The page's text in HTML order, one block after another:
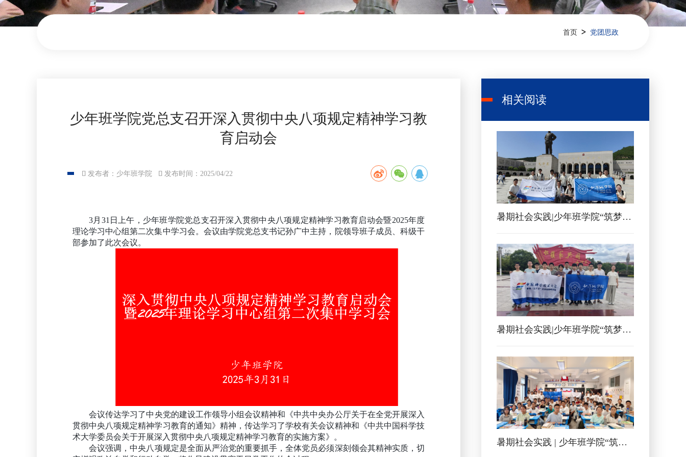
首页 > 党团思政
少年班学院党总支召开深入贯彻中央八项规定精神学习教
育启动会
 发布者：少年班学院  发布时间：2025/04/22
3月 31 日上午，少年班学院党总支召开深入贯彻中央八项规定精神学习教育启动会暨2025年度
理论学习中心组第二次集中学习会。会议由学院党总支书记孙广中主持，院领导班子成员、科级干
部参加了此次会议。
会议传达学习了中央党的建设工作领导小组会议精神和《中共中央办公厅关于在全党开展深入
贯彻中央八项规定精神学习教育的通知》精神，传达学习了学校有关会议精神和《中共中国科学技
术大学委员会关于开展深入贯彻中央八项规定精神学习教育的实施方案》。
会议强调，中央八项规定是全面从严治党的重要抓手，全体党员必须深刻领会其精神实质，切
相关阅读
暑期社会实践|少年班学院“筑梦少年，挺膺担当”陕西延安社会实践纪实
暑期社会实践|少年班学院“筑梦少年，挺膺担当”江西社会实践纪实
暑期社会实践 | 少年班学院“筑梦少年，挺膺担当”四川绵阳社会实践纪实